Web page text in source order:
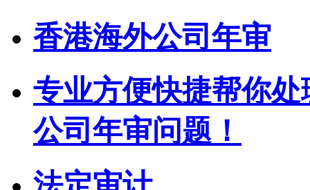
香港海外公司年审
专业方便快捷帮你
公司年审问题！